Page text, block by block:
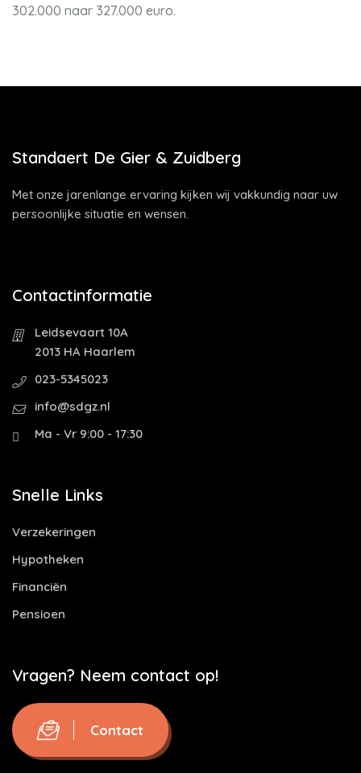
302.000 naar 327.000 euro.
Standaert De Gier & Zuidberg
Met onze jarenlange ervaring kijken wij vakkundig naar uw
persoonlijke situatie en wensen.
Contactinformatie
Leidsevaart 10A
2013 HA Haarlem
023-5345023
info@sdgz.nl
Ma - Vr 9:00 - 17:30
Snelle Links
Verzekeringen
Hypotheken
Financiën
Pensioen
Vragen? Neem contact op!
Contact